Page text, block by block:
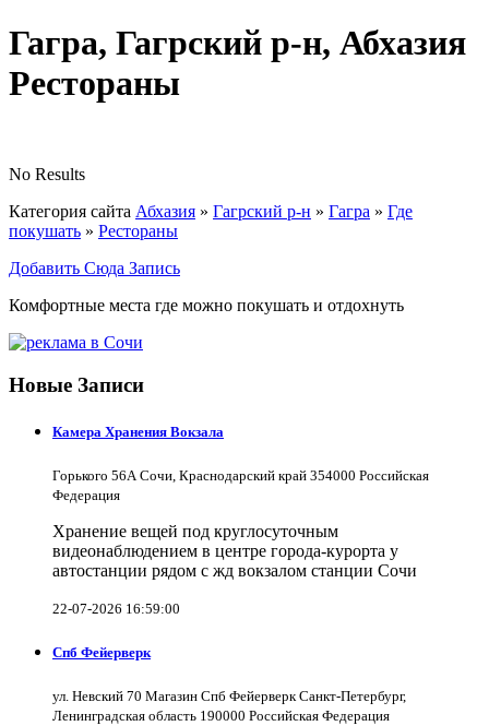
Гагра, Гагрский р-н, Абхазия
Рестораны
No Results
Категория сайта Абхазия » Гагрский р-н » Гагра » Где
покушать » Рестораны
Добавить Сюда Запись
Комфортные места где можно покушать и отдохнуть
Новые Записи
Камера Хранения Вокзала
Горького 56А Сочи, Краснодарский край 354000 Российская
Федерация
Хранение вещей под круглосуточным
видеонаблюдением в центре города-курорта у
автостанции рядом с жд вокзалом станции Сочи
22-07-2026 16:59:00
Спб Фейерверк
ул. Невский 70 Магазин Спб Фейерверк Санкт-Петербург,
Ленинградская область 190000 Российская Федерация